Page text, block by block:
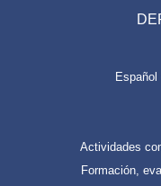
Actividades
Formación,